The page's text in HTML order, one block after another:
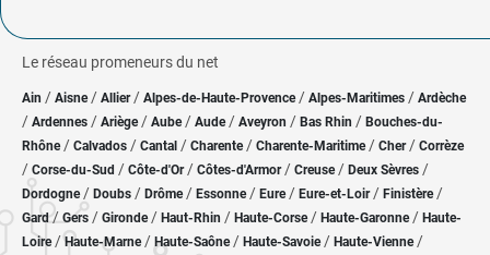
Le réseau promeneurs du net
Ain / Aisne/ Allier/ Alpes-de-Haute-Provence / Alpes-Maritimes / Ardèche
/ Ardennes / Ariège/ Aube/ Aude / Aveyron / Bas Rhin / Bouches-du-
Rhône/ Calvados / Cantal / Charente / Charente-Maritime/ Cher / Corrèze
/ Corse-du-Sud / Côte-d'Or / Côtes-d'Armor/ Creuse/ Deux Sèvres /
Dordogne/ Doubs / Drôme/ Essonne / Eure/ Eure-et-Loir / Finistère/
Gard/Gers / Gironde/ Haut-Rhin / Haute-Corse/ Haute-Garonne/ Haute-
Loire/Haute-Marne/ Haute-Saône/ Haute-Savoie/ Haute-Vienne/